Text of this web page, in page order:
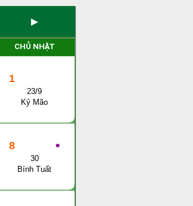
►
CHỦ NHẬT
1
23/9
Kỷ Mão
●
8
30
Bính Tuất